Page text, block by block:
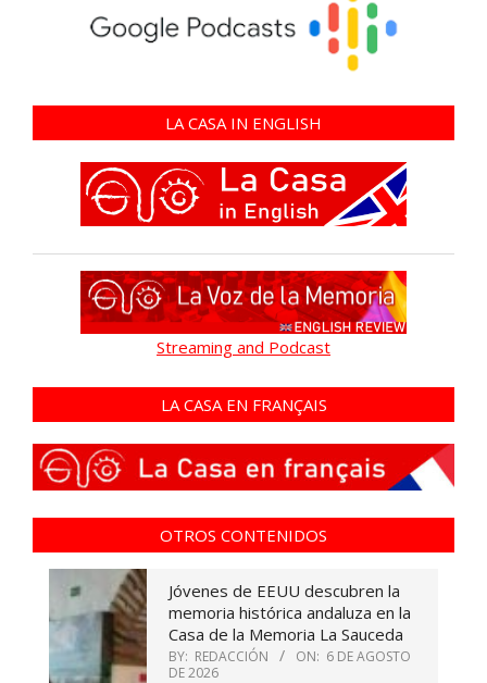
LA CASA IN ENGLISH
Streaming and Podcast
LA CASA EN FRANÇAIS
OTROS CONTENIDOS
Jóvenes de EEUU descubren la
memoria histórica andaluza en la
Casa de la Memoria La Sauceda
BY: REDACCIÓN ON: 6 DE AGOSTO
DE 2026